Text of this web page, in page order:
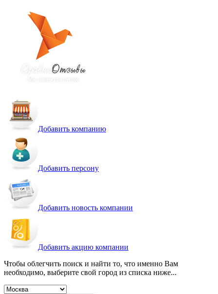
Добавить компанию
Добавить персону
Добавить новость компании
Добавить акцию компании
Чтобы облегчить поиск и найти то, что именно Вам
необходимо, выберите свой город из списка ниже...